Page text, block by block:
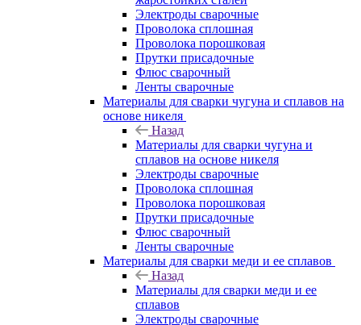
Электроды сварочные
Проволока сплошная
Проволока порошковая
Прутки присадочные
Флюс сварочный
Ленты сварочные
Материалы для сварки чугуна и сплавов на
основе никеля
Назад
Материалы для сварки чугуна и
сплавов на основе никеля
Электроды сварочные
Проволока сплошная
Проволока порошковая
Прутки присадочные
Флюс сварочный
Ленты сварочные
Материалы для сварки меди и ее сплавов
Назад
Материалы для сварки меди и ее
сплавов
Электроды сварочные